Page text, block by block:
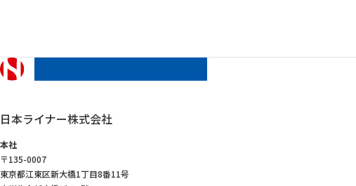
日本ライナー株式会社
日本ライナー株式会社
本社
〒135-0007
東京都江東区新大橋1丁目8番11号